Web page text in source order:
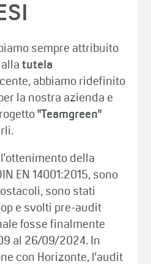
sempre attribuito
allatutela
abbiamo ridefinito
la nostra azienda e
"Teamgreen"
della
EN 14001:2015, sono
sono stati
e svolti pre-audit
fosse finalmente
al 26/09/2024. In
con Horizonte, l'audit